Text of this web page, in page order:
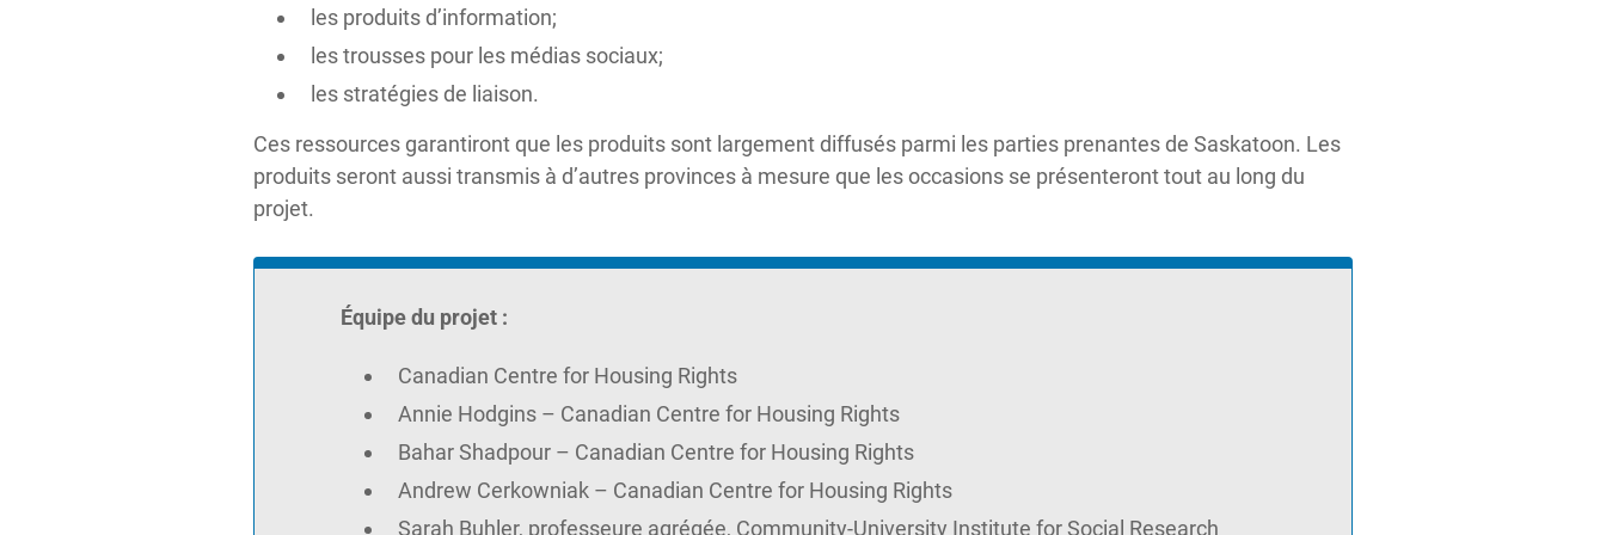
les produits d’information;
les trousses pour les médias sociaux;
les stratégies de liaison.
Ces ressources garantiront que les produits sont largement diffusés parmi les parties prenantes de Saskatoon. Les
produits seront aussi transmis à d’autres provinces à mesure que les occasions se présenteront tout au long du
projet.
Équipe du projet :
Canadian Centre for Housing Rights
Annie Hodgins – Canadian Centre for Housing Rights
Bahar Shadpour – Canadian Centre for Housing Rights
Andrew Cerkowniak – Canadian Centre for Housing Rights
Sarah Buhler, professeure agrégée, Community-University Institute for Social Research